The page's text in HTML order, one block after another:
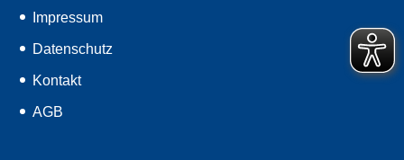
Impressum
Datenschutz
Kontakt
AGB